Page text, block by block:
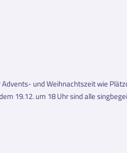
und Weihnachtszeit wie
19.12. um 18 Uhr sind alle